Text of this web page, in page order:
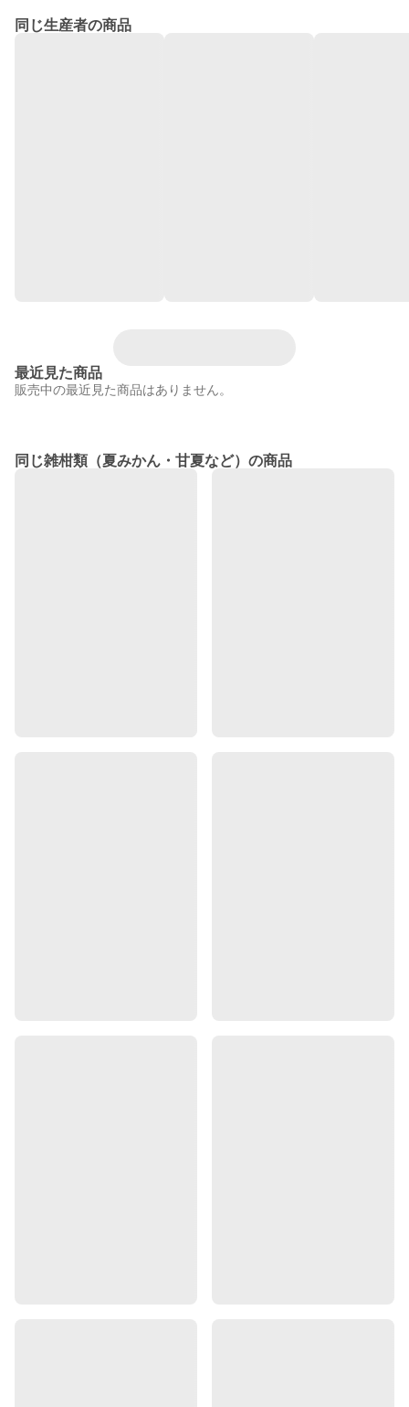
同じ生産者の商品
最近見た商品
販売中の最近見た商品はありません。
同じ雑柑類（夏みかん・甘夏など）の商品